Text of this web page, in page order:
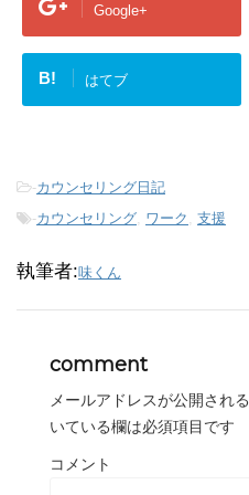
Google+
B! はてブ
-カウンセリング日記
-カウンセリング, ワーク , 支援
執筆者:味くん
comment
メールアドレスが公開され
いている欄は必須項目です
コメント